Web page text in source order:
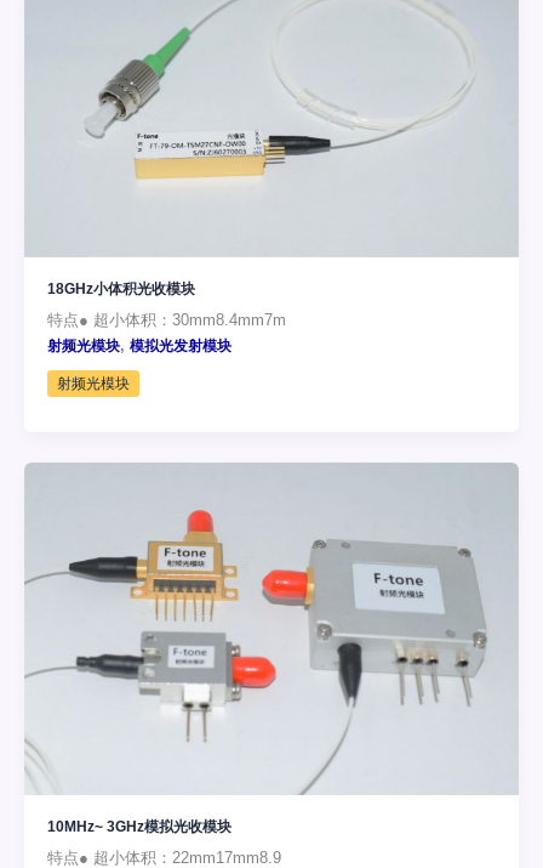
18GHz小体积光收模块
特点● 超小体积：30mm8.4mm7m
射频光模块, 模拟光发射模块
射频光模块
10MHz~ 3GHz模拟光收模块
特点● 超小体积：22mm17mm8.9